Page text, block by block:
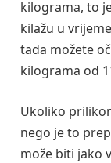
kilograma, to
kilažu u
tada možete
kilograma od
Ukoliko
nego je to
može biti jako